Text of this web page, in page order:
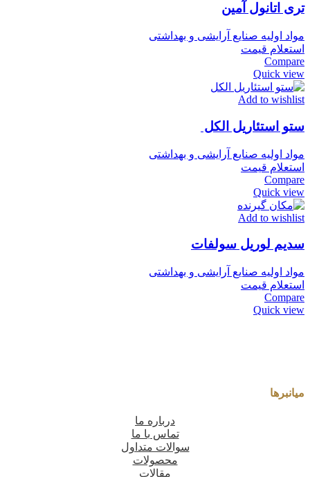
تری اتانول آمین
مواد اولیه صنایع آرایشی و بهداشتی
استعلام قیمت
Compare
Quick view
Add to wishlist
ستو استئاریل الکل
مواد اولیه صنایع آرایشی و بهداشتی
استعلام قیمت
Compare
Quick view
Add to wishlist
سدیم لوریل سولفات
مواد اولیه صنایع آرایشی و بهداشتی
استعلام قیمت
Compare
Quick view
میانبرها
درباره ما
تماس با ما
سوالات متداول
محصولات
مقالات